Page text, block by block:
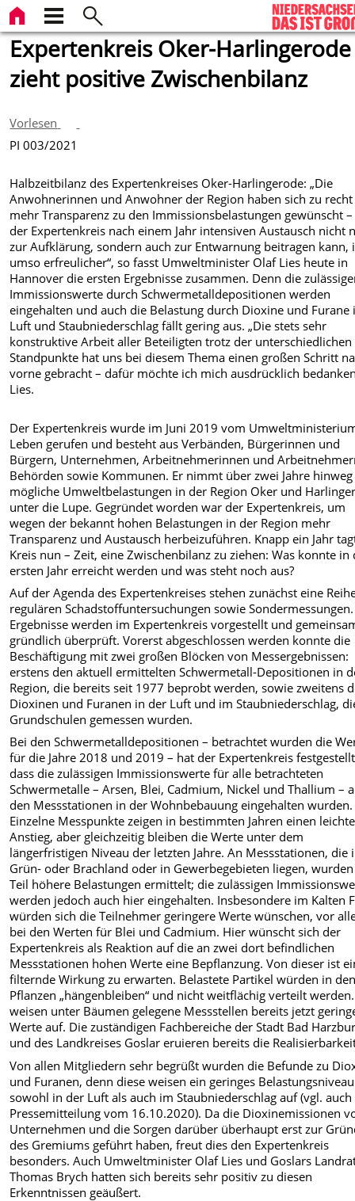
Expertenkreis Oker-Harlingerode
zieht positive Zwischenbilanz
Vorlesen
PI 003/2021
Halbzeitbilanz des Expertenkreises Oker-Harlingerode: „Die
Anwohnerinnen und Anwohner der Region haben sich zu recht
mehr Transparenz zu den Immissionsbelastungen gewünscht –
der Expertenkreis nach einem Jahr intensiven Austausch nicht
zur Aufklärung, sondern auch zur Entwarnung beitragen kann,
umso erfreulicher“, so fasst Umweltminister Olaf Lies heute in
Hannover die ersten Ergebnisse zusammen. Denn die
Immissionswerte durch Schwermetalldepositionen werden
eingehalten und auch die Belastung durch Dioxine und Furane
Luft und Staubniederschlag fällt gering aus. „Die stets sehr
konstruktive Arbeit aller Beteiligten trotz der unterschiedlichen
Standpunkte hat uns bei diesem Thema einen großen Schritt
vorne gebracht – dafür möchte ich mich ausdrücklich
Lies.
Der Expertenkreis wurde im Juni 2019 vom
Leben gerufen und besteht aus Verbänden, Bürgerinnen und
Bürgern, Unternehmen, Arbeitnehmerinnen und
Behörden sowie Kommunen. Er nimmt über zwei Jahre hinweg
mögliche Umweltbelastungen in der Region Oker und
unter die Lupe. Gegründet worden war der Expertenkreis, um
wegen der bekannt hohen Belastungen in der Region mehr
Transparenz und Austausch herbeizuführen. Knapp ein Jahr
Kreis nun – Zeit, eine Zwischenbilanz zu ziehen: Was konnte in
ersten Jahr erreicht werden und was steht noch aus?
Auf der Agenda des Expertenkreises stehen zunächst eine
regulären Schadstoffuntersuchungen sowie
Ergebnisse werden im Expertenkreis vorgestellt und
gründlich überprüft. Vorerst abgeschlossen werden konnte die
Beschäftigung mit zwei großen Blöcken von Messergebnissen:
erstens den aktuell ermittelten Schwermetall-Depositionen in
Region, die bereits seit 1977 beprobt werden, sowie zweitens
Dioxinen und Furanen in der Luft und im Staubniederschlag,
Grundschulen gemessen wurden.
Bei den Schwermetalldepositionen – betrachtet wurden die
für die Jahre 2018 und 2019 – hat der Expertenkreis
dass die zulässigen Immissionswerte für alle betrachteten
Schwermetalle – Arsen, Blei, Cadmium, Nickel und Thallium –
den Messstationen in der Wohnbebauung eingehalten wurden.
Einzelne Messpunkte zeigen in bestimmten Jahren einen
Anstieg, aber gleichzeitig bleiben die Werte unter dem
längerfristigen Niveau der letzten Jahre. An Messstationen, die
Grün- oder Brachland oder in Gewerbegebieten liegen,
Teil höhere Belastungen ermittelt; die zulässigen
werden jedoch auch hier eingehalten. Insbesondere im Kalten
würden sich die Teilnehmer geringere Werte wünschen, vor
bei den Werten für Blei und Cadmium. Hier wünscht sich der
Expertenkreis als Reaktion auf die an zwei dort befindlichen
Messstationen hohen Werte eine Bepflanzung. Von dieser ist
filternde Wirkung zu erwarten. Belastete Partikel würden in
Pflanzen „hängenbleiben“ und nicht weitflächig verteilt
weisen unter Bäumen gelegene Messstellen bereits jetzt
Werte auf. Die zuständigen Fachbereiche der Stadt Bad
und des Landkreises Goslar eruieren bereits die
Von allen Mitgliedern sehr begrüßt wurden die Befunde zu
und Furanen, denn diese weisen ein geringes Belastungsniveau
sowohl in der Luft als auch im Staubniederschlag auf (vgl. auch
Pressemitteilung vom 16.10.2020). Da die Dioxinemissionen
Unternehmen und die Sorgen darüber überhaupt erst zur
des Gremiums geführt haben, freut dies den Expertenkreis
besonders. Auch Umweltminister Olaf Lies und Goslars
Thomas Brych hatten sich bereits sehr positiv zu diesen
Erkenntnissen geäußert.